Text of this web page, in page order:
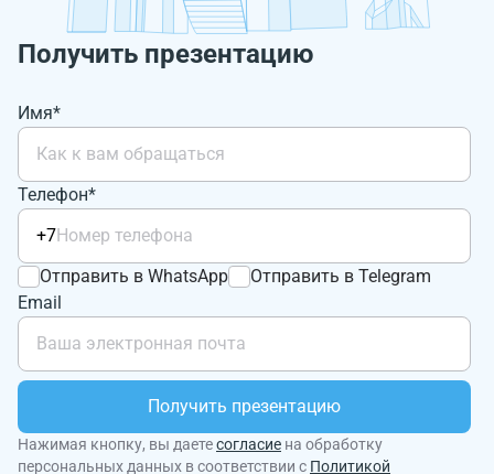
Получить презентацию
Имя*
Телефон*
+7
Отправить в WhatsApp
Отправить в Telegram
Email
Получить презентацию
Нажимая кнопку, вы даетесогласие на обработку
персональных данных в соответствии с Политикой